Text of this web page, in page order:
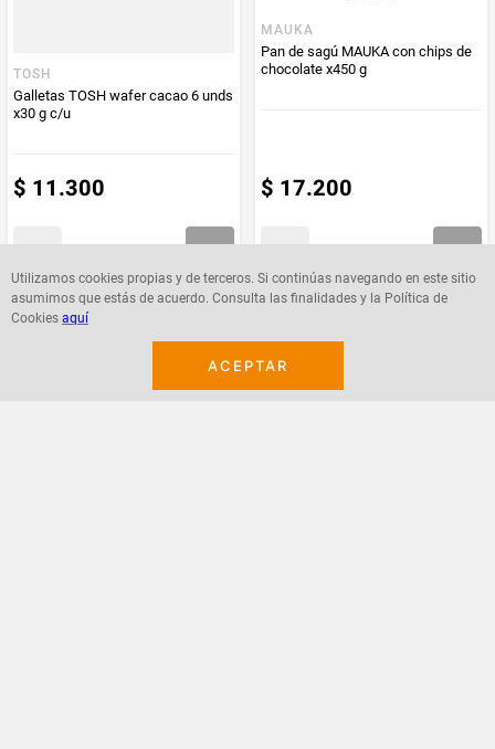
Utilizamos cookies propias y de terceros. Si continúas navegando en este sitio
asumimos que estás de acuerdo. Consulta las finalidades y la Política de
Cookies aquí
ACEPTAR
TOSH
Galletas TOSH wafer cacao 6 unds
x30 g c/u
$ 11.300
MAUKA
Pan de sagú MAUKA con chips de
chocolate x450 g
$ 17.200